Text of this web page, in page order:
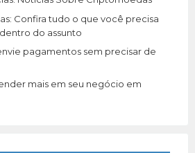
Confira tudo o que você precisa
do assunto
pagamentos sem precisar de
mais em seu negócio em